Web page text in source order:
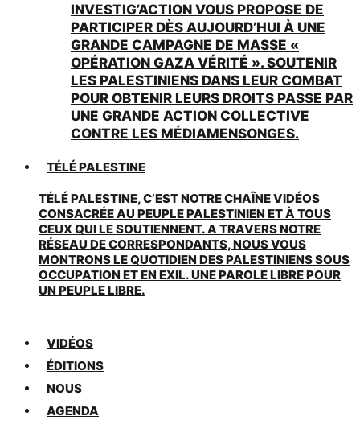
INVESTIG’ACTION VOUS PROPOSE DE
PARTICIPER DÈS AUJOURD’HUI À UNE
GRANDE CAMPAGNE DE MASSE «
OPÉRATION GAZA VÉRITÉ ». SOUTENIR
LES PALESTINIENS DANS LEUR COMBAT
POUR OBTENIR LEURS DROITS PASSE PAR
UNE GRANDE ACTION COLLECTIVE
CONTRE LES MÉDIAMENSONGES.
TÉLÉ PALESTINE
TÉLÉ PALESTINE, C’EST NOTRE CHAÎNE VIDÉOS
CONSACRÉE AU PEUPLE PALESTINIEN ET À TOUS
CEUX QUI LE SOUTIENNENT. A TRAVERS NOTRE
RÉSEAU DE CORRESPONDANTS, NOUS VOUS
MONTRONS LE QUOTIDIEN DES PALESTINIENS SOUS
OCCUPATION ET EN EXIL. UNE PAROLE LIBRE POUR
UN PEUPLE LIBRE.
VIDÉOS
ÉDITIONS
NOUS
AGENDA